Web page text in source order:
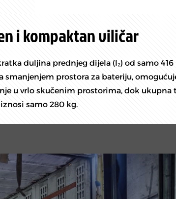
i kompaktan viličar
duljina prednjeg dijela (l₂) od samo
smanjenjem prostora za bateriju,
u vrlo skučenim prostorima, dok ukupna
samo 280 kg.